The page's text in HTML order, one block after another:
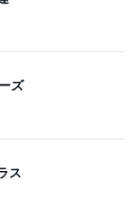
ズ
ス